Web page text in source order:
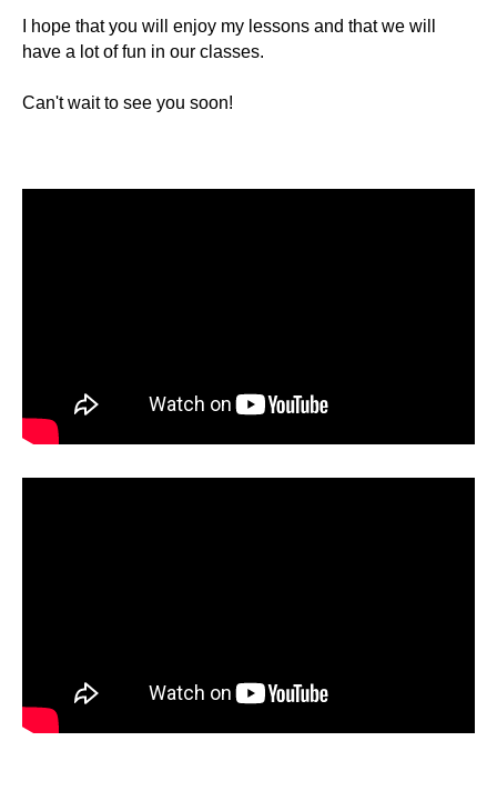
I hope that you will enjoy my lessons and that we will
have a lot of fun in our classes.
Can't wait to see you soon!